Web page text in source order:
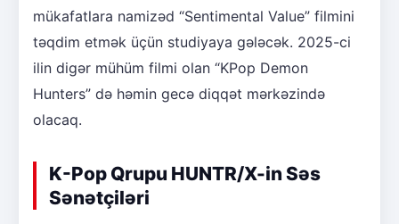
mükafatlara namizəd “Sentimental Value” filmini
təqdim etmək üçün studiyaya gələcək. 2025-ci
ilin digər mühüm filmi olan “KPop Demon
Hunters” də həmin gecə diqqət mərkəzində
olacaq.
K-Pop Qrupu HUNTR/X-in Səs
Sənətçiləri